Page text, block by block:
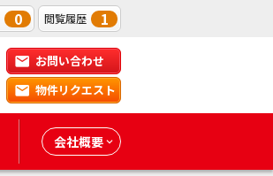
0 閲覧履歴 1
お問い合わせ
物件リクエスト
会社概要